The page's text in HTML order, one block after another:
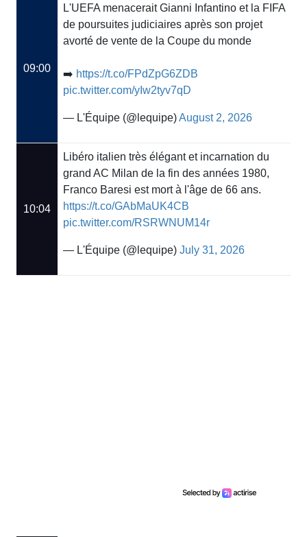
09:00
L'UEFA menacerait Gianni Infantino et la FIFA
de poursuites judiciaires après son projet
avorté de vente de la Coupe du monde
➡️ https://t.co/FPdZpG6ZDB
pic.twitter.com/yIw2tyv7qD
— L'Équipe (@lequipe)August 2, 2026
10:04
Libéro italien très élégant et incarnation du
grand AC Milan de la fin des années 1980,
Franco Baresi est mort à l'âge de 66 ans.
https://t.co/GAbMaUK4CB
pic.twitter.com/RSRWNUM14r
— L'Équipe (@lequipe) July 31, 2026